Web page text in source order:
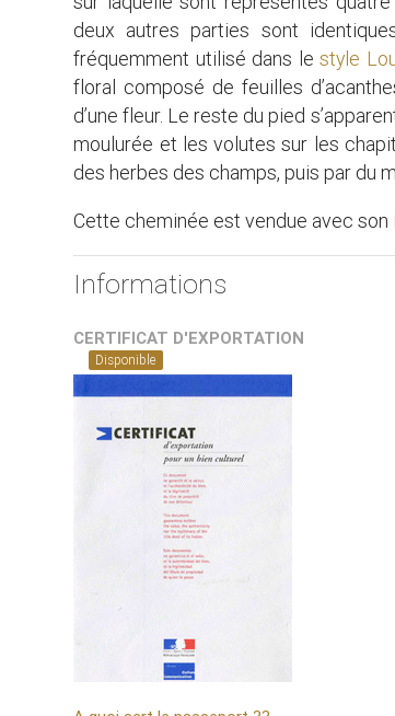
deux autres parties sont
fréquemment utilisé dans lestyle
floral composé de feuilles
d’une fleur. Le reste du pied
moulurée et les volutes sur les
des herbes des champs, puis par du
Cette cheminée est vendue avec son
Informations
CERTIFICAT D'EXPORTATION
Disponible